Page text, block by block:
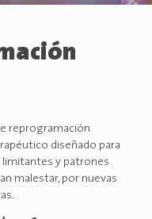
reprogramación
diseñado para
limitantes y patrones
malestar, por nuevas